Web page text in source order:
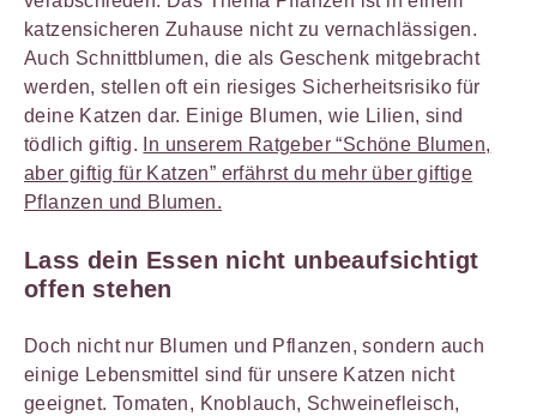
katzensicheren Zuhause nicht zu vernachlässigen.
Auch Schnittblumen, die als Geschenk mitgebracht
werden, stellen oft ein riesiges Sicherheitsrisiko für
deine Katzen dar. Einige Blumen, wie Lilien, sind
tödlich giftig.
In unserem Ratgeber “Schöne Blumen,
aber giftig für Katzen” erfährst du mehr über giftige
Pflanzen und Blumen.
Lass dein Essen nicht unbeaufsichtigt
offen stehen
Doch nicht nur Blumen und Pflanzen, sondern auch
einige Lebensmittel sind für unsere Katzen nicht
geeignet. Tomaten, Knoblauch, Schweinefleisch,